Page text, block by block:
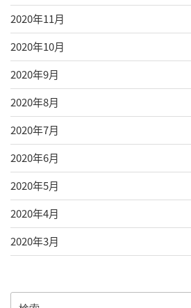
2020年11月
2020年10月
2020年9月
2020年8月
2020年7月
2020年6月
2020年5月
2020年4月
2020年3月